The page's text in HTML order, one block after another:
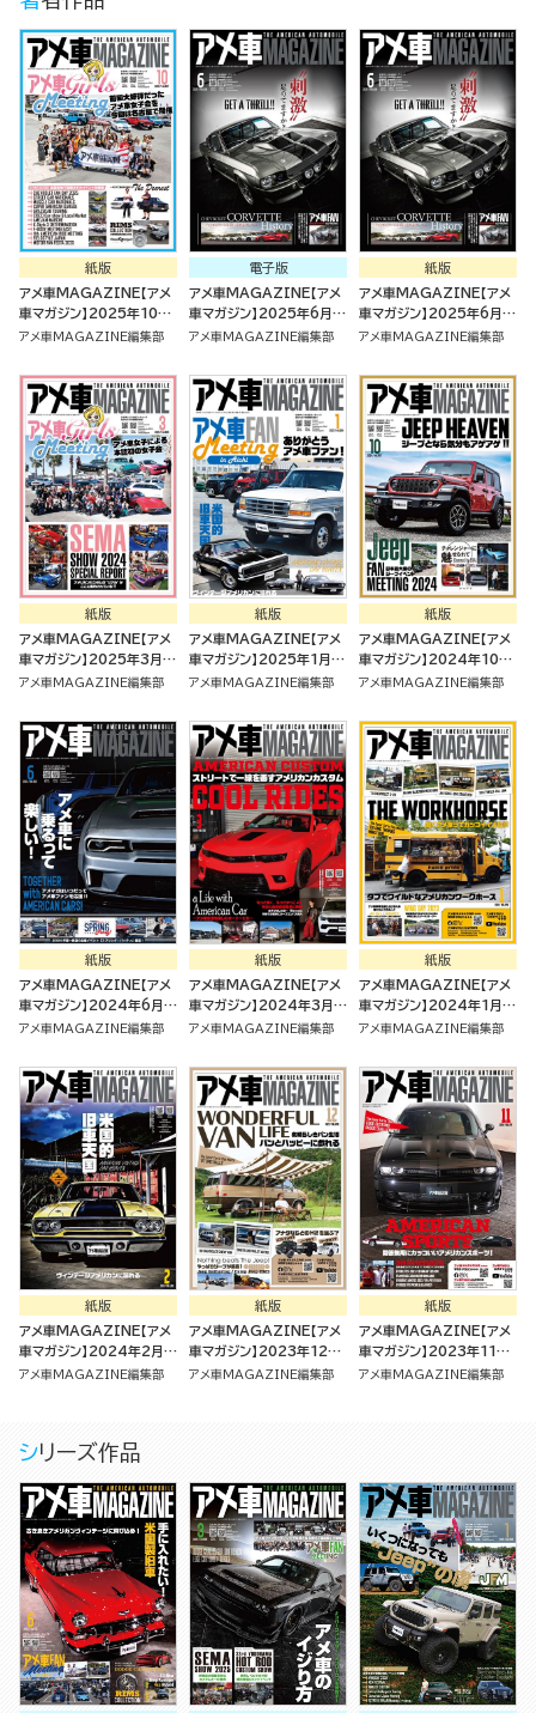
紙版
アメ車MAGAZINE【アメ
車マガジン】2025年10月
号 [雑誌]
アメ車MAGAZINE編集部
電子版
アメ車MAGAZINE【アメ
車マガジン】2025年6月号
[雑誌]
アメ車MAGAZINE編集部
紙版
アメ車MAGAZINE【アメ
車マガジン】2025年6月号
[雑誌]
アメ車MAGAZINE編集部
紙版
アメ車MAGAZINE【アメ
車マガジン】2025年3月号
[雑誌]
アメ車MAGAZINE編集部
紙版
アメ車MAGAZINE【アメ
車マガジン】2025年1月号
[雑誌]
アメ車MAGAZINE編集部
紙版
アメ車MAGAZINE【アメ
車マガジン】2024年10月
号 [雑誌]
アメ車MAGAZINE編集部
紙版
アメ車MAGAZINE【アメ
車マガジン】2024年6月号
[雑誌]
アメ車MAGAZINE編集部
紙版
アメ車MAGAZINE【アメ
車マガジン】2024年3月号
[雑誌]
アメ車MAGAZINE編集部
紙版
アメ車MAGAZINE【アメ
車マガジン】2024年1月号
[雑誌]
アメ車MAGAZINE編集部
紙版
アメ車MAGAZINE【アメ
車マガジン】2024年2月号
[雑誌]
アメ車MAGAZINE編集部
紙版
アメ車MAGAZINE【アメ
車マガジン】2023年12月
号 [雑誌]
アメ車MAGAZINE編集部
紙版
アメ車MAGAZINE【アメ
車マガジン】2023年11月
号 [雑誌]
アメ車MAGAZINE編集部
シリーズ作品